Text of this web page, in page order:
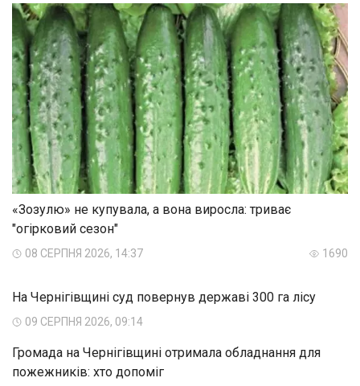
«Зозулю» не купувала, а вона виросла: триває
"огірковий сезон"
08 СЕРПНЯ 2026, 14:37 1690
На Чернігівщині суд повернув державі 300 га лісу
09 СЕРПНЯ 2026, 09:14
Громада на Чернігівщині отримала обладнання для
пожежників: хто допоміг